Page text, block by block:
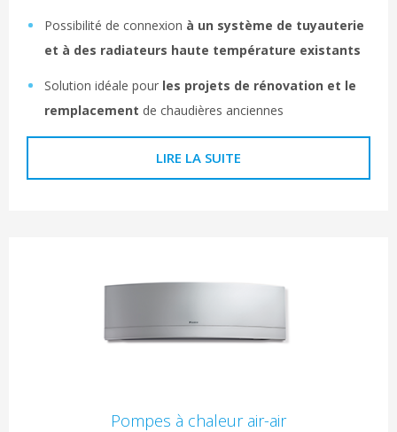
Possibilité de connexion à un système de tuyauterie
et à des radiateurs haute température existants
Solution idéale pour les projets de rénovation et le
remplacement de chaudières anciennes
LIRE LA SUITE
Pompes à chaleur air-air